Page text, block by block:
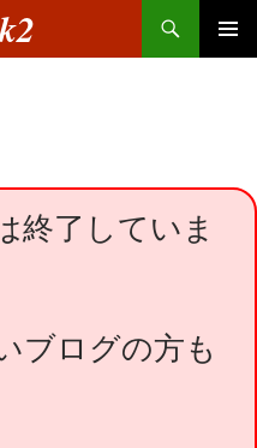
終了していま
ブログの方も